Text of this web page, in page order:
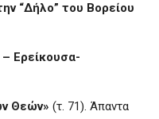
“Δήλο” του Βορείου
– Ερείκουσα-
Θεών» (τ. 71). Άπαντα